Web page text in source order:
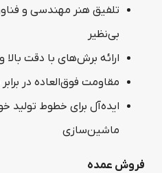
تلفیق هنر مهندسی و
بی‌نظیر
ارائه برش‌های با دقت
مقاومت فوق‌العاده در
ایده‌آل برای خطوط تولید
ماشین‌سازی
فروش عمده